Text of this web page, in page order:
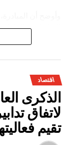
الترابط بين
والسكك الحديدية
الصناعي.
وخلال عرضه
في خلق دينامية
من خلال:
تعزيز حجم
اقتصاد
الذكرى
لاتفاق
تقيم